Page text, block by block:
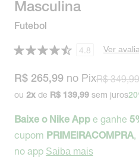
Masculina
Futebol
4.8 Ver
R$ 265,99 no PixR$ 349,99
ou 2x de R$ 139,99 sem juros
Baixe o Nike App e ganhe
cupom PRIMEIRACOMPRA,
no app Saiba mais